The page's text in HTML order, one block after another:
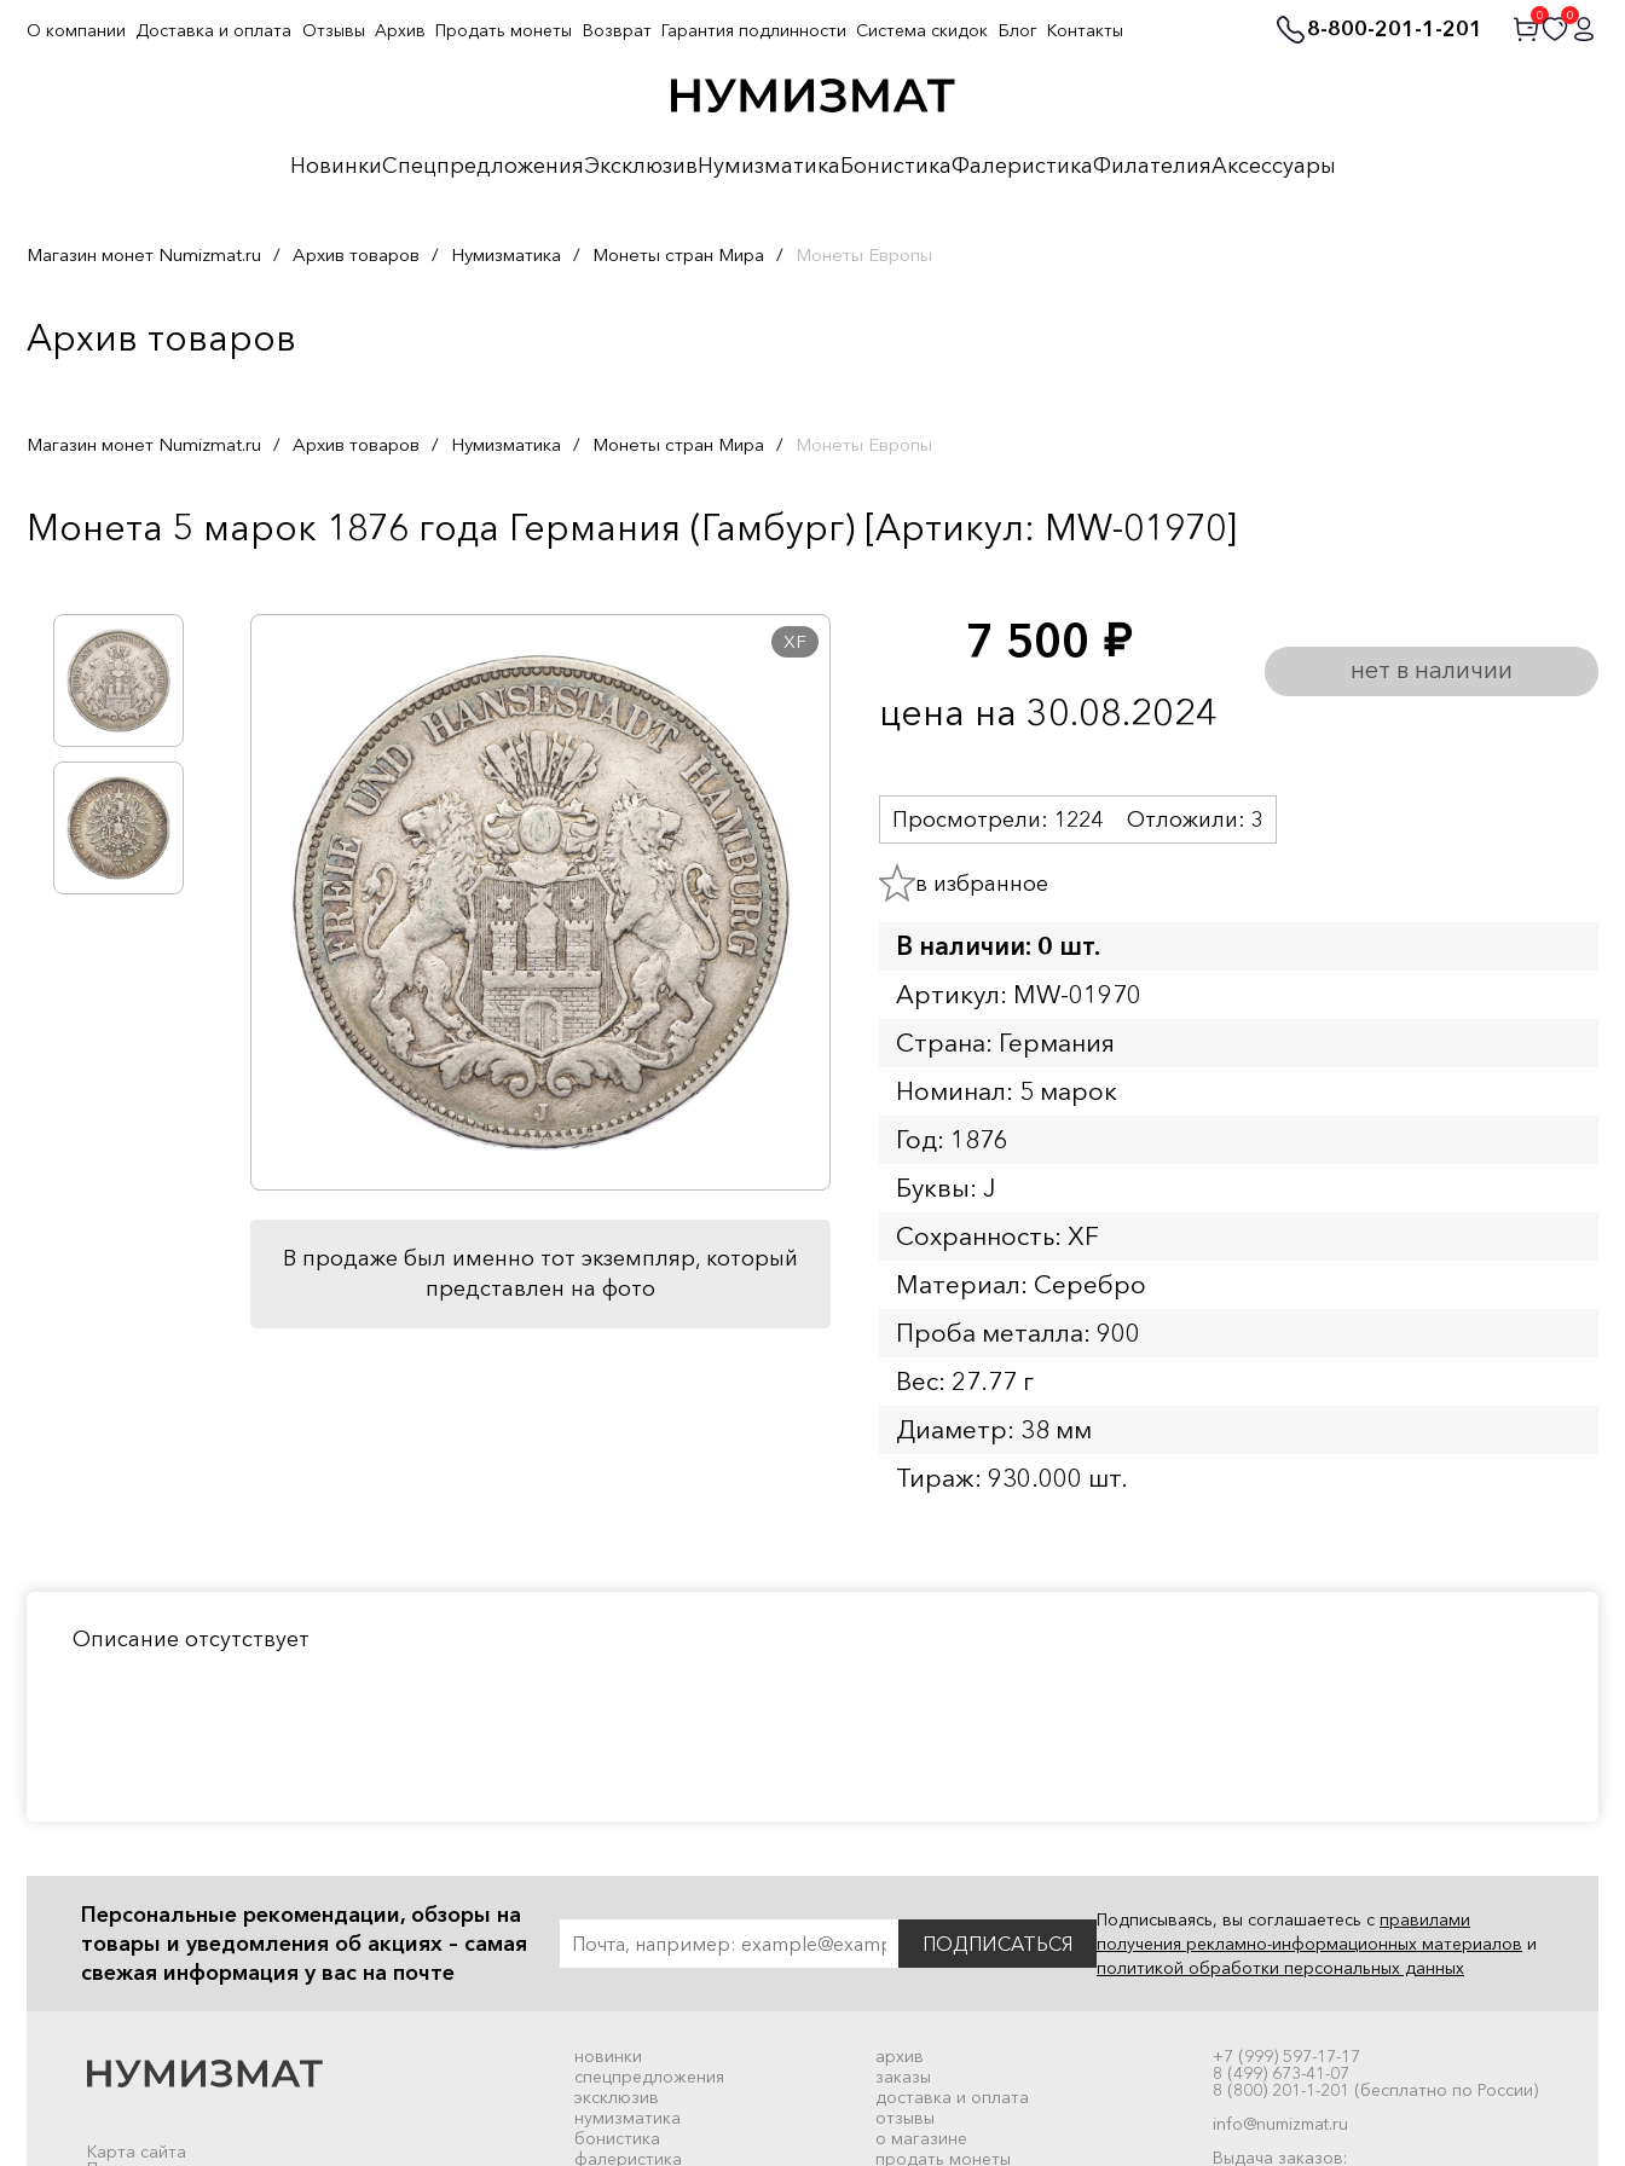
8-800-201-1-201
0 0
НовинкиСпецпредложенияЭксклюзивНумизматикаБонистикаФалеристикаФилателияАксессуары
О компании Доставка и оплата Отзывы Архив Продать монеты Возврат Гарантия подлинности Система скидок Блог Контакты
Магазин монет Numizmat.ru / Архив товаров / Нумизматика / Монеты стран Мира / Монеты Европы
Архив товаров
Магазин монет Numizmat.ru / Архив товаров / Нумизматика / Монеты стран Мира / Монеты Европы
Монета 5 марок 1876 года Германия (Гамбург) [Артикул: MW-01970]
XF
В продаже был именно тот экземпляр, который
представлен на фото
7 500 руб.
цена на 30.08.2024
нет в наличии
Просмотрели: 1224 Отложили: 3
в избранное
В наличии: 0 шт.
Артикул: MW-01970
Страна: Германия
Номинал: 5 марок
Год: 1876
Буквы: J
Сохранность: XF
Материал: Серебро
Проба металла: 900
Вес: 27.77 г
Диаметр: 38 мм
Тираж: 930.000 шт.
Описание отсутствует
Персональные рекомендации, обзоры на
товары и уведомления об акциях – самая
свежая информация у вас на почте
ПОДПИСАТЬСЯ
Подписываясь, вы соглашаетесь с правилами
получения рекламно-информационных материалов и
политикой обработки персональных данных
новинки
спецпредложения
эксклюзив
нумизматика
бонистика
фалеристика
архив
заказы
доставка и оплата
отзывы
о магазине
продать монеты
+7 (999) 597-17-17
8 (499) 673-41-07
8 (800) 201-1-201 (бесплатно по России)
info@numizmat.ru
Выдача заказов:
Карта сайта